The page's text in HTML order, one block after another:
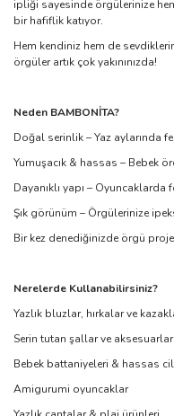
ipliği sayesinde örgülerinize
bir hafiflik katıyor.
Hem kendiniz hem de
örgüler artık çok yakınınızda!
Neden BAMBONİTA?
Doğal serinlik – Yaz aylarında
Yumuşacık & hassas – Bebek
Dayanıklı yapı – Oyuncaklarda
Şık görünüm – Örgülerinize
Bir kez denediğinizde örgü
Nerelerde Kullanabilirsiniz?
Yazlık bluzlar, hırkalar ve
Serin tutan şallar ve aksesuarlar
Bebek battaniyeleri & hassas
Amigurumi oyuncaklar